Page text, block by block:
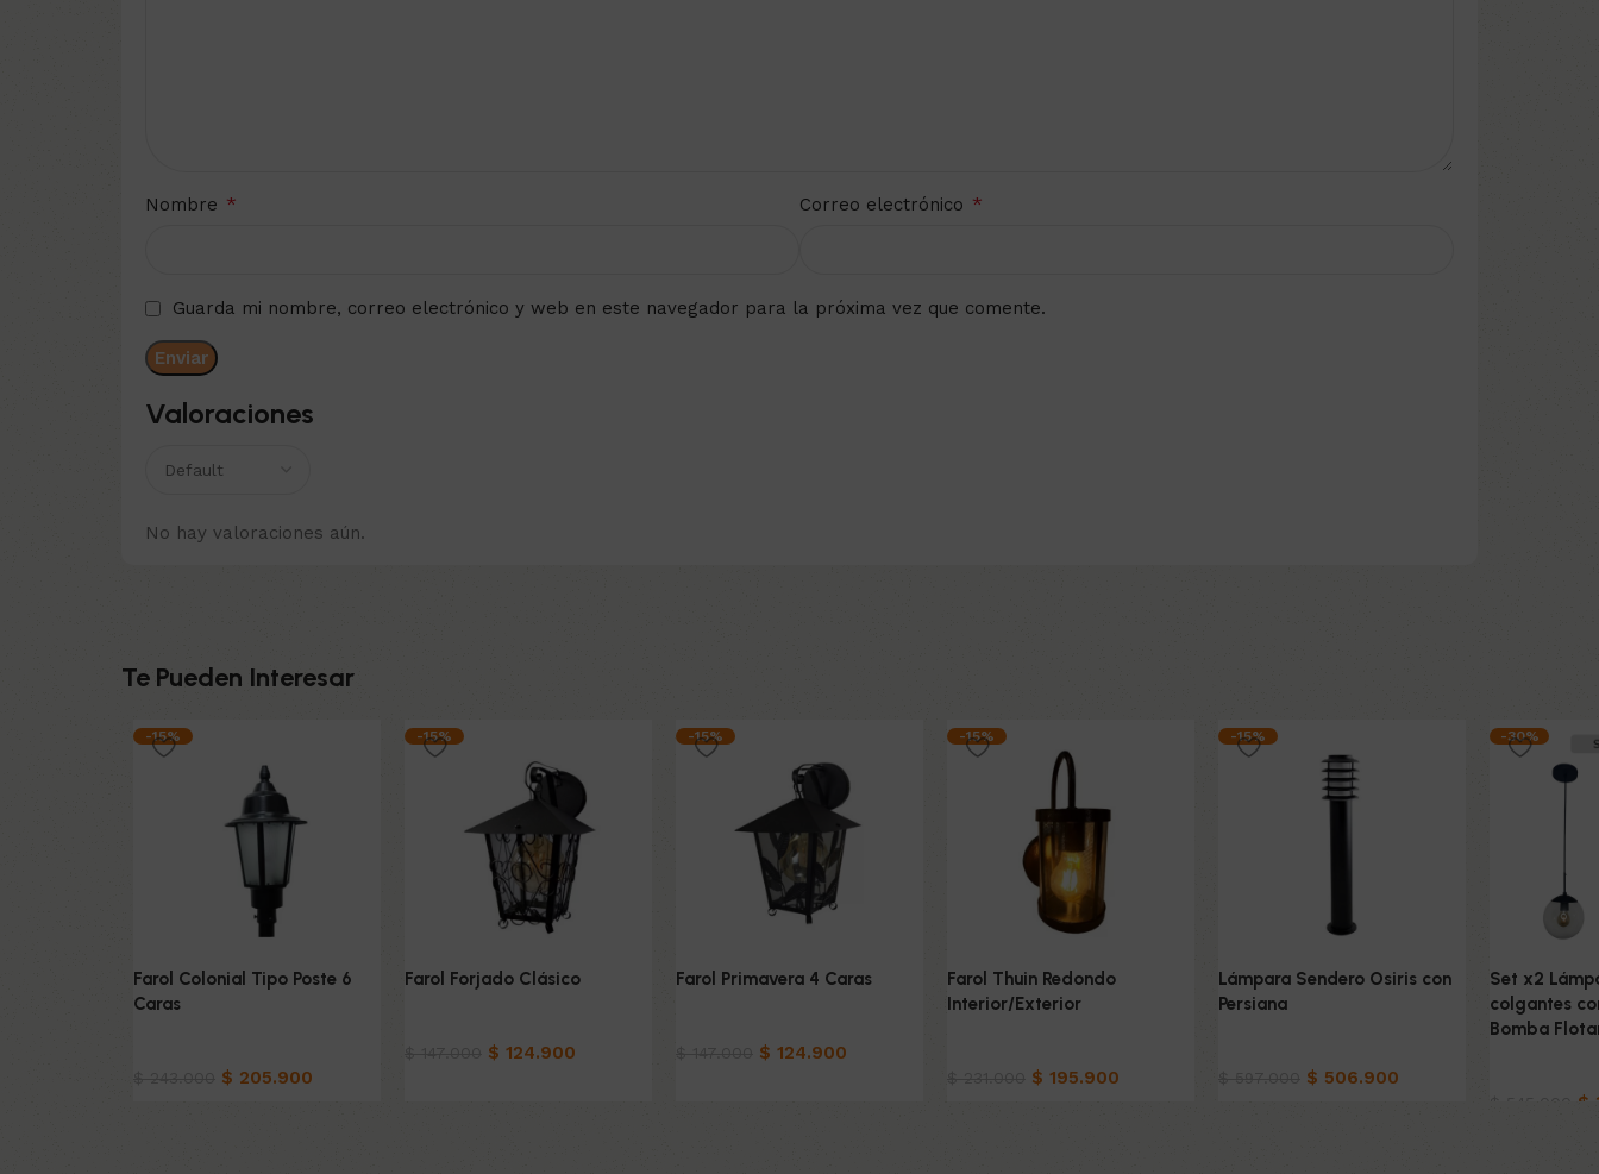
Valoraciones
No hay valoraciones aún.
Nombre * Correo electrónico *
Guarda mi nombre, correo electrónico y web en este navegador para la próxima vez que comente.
Te Pueden Interesar
-15%
Farol Colonial Tipo Poste 6
Caras
$ 205.900
-15%
Farol Forjado Clásico
$ 124.900
-15%
Farol Primavera 4 Caras
$ 124.900
-15%
Farol Thuin Redondo
Interior/Exterior
$ 195.900
-15%
Lámpara Sendero Osiris con
Persiana
$ 506.900
-30%
Set x2
colgantes
Bomba
$